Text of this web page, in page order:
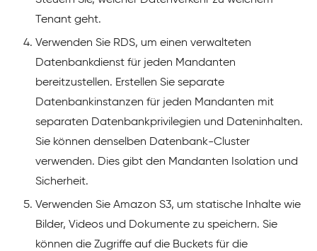
Tenant geht.
Verwenden Sie RDS, um einen verwalteten
Datenbankdienst für jeden Mandanten
bereitzustellen. Erstellen Sie separate
Datenbankinstanzen für jeden Mandanten mit
separaten Datenbankprivilegien und Dateninhalten.
Sie können denselben Datenbank-Cluster
verwenden. Dies gibt den Mandanten Isolation und
Sicherheit.
Verwenden Sie Amazon S3, um statische Inhalte wie
Bilder, Videos und Dokumente zu speichern. Sie
können die Zugriffe auf die Buckets für die